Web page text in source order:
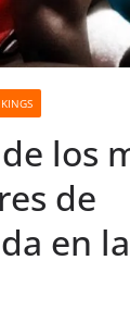
los
de
en